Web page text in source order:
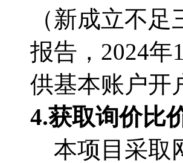
（新成立不
报告，2024
供基本账户开
4.获取询价比
本项目采取